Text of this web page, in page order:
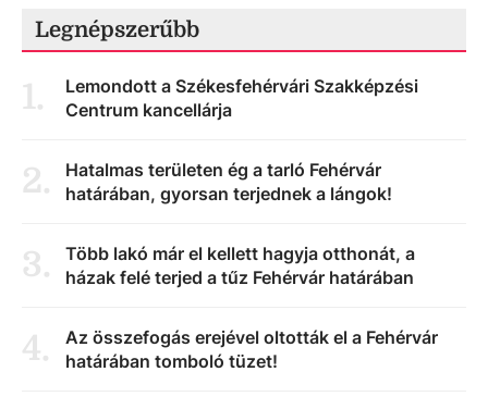
Legnépszerűbb
1.
Lemondott a Székesfehérvári Szakképzési
Centrum kancellárja
2.
Hatalmas területen ég a tarló Fehérvár
határában, gyorsan terjednek a lángok!
3.
Több lakó már el kellett hagyja otthonát, a
házak felé terjed a tűz Fehérvár határában
4.
Az összefogás erejével oltották el a Fehérvár
határában tomboló tüzet!